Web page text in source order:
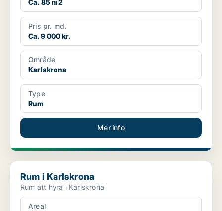
Ca. 85 m2
Pris pr. md.
Ca. 9 000 kr.
Område
Karlskrona
Type
Rum
Mer info
Rum i Karlskrona
Rum i Karlskrona
Rum att hyra i Karlskrona
Areal